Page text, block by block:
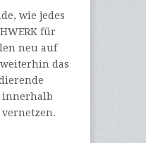
wie jedes
für
neu auf
das
innerhalb
vernetzen.